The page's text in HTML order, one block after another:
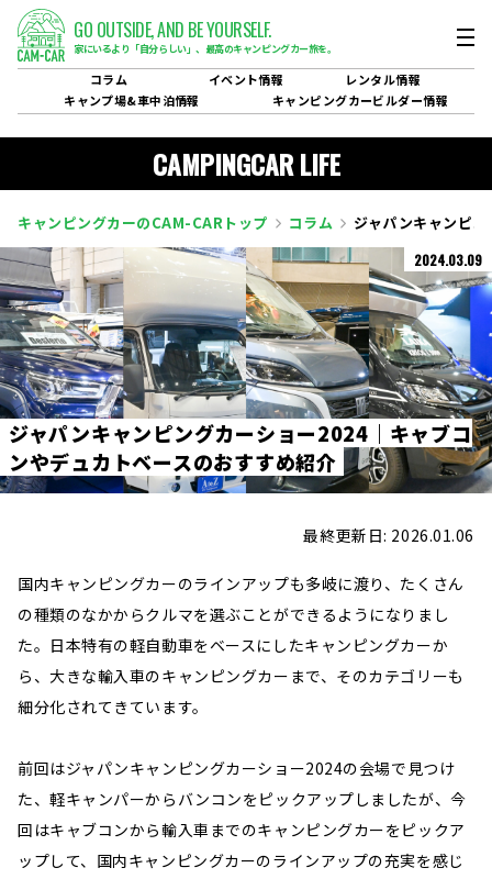
GO OUTSIDE,AND BE YOURSELF.
家にいるより「自分らしい」、 最高のキャンピングカー旅を。
コラム イベント情報 レンタル情報
キャンプ場&車中泊情報 キャンピングカービルダー情報
CAMPINGCAR LIFE
キャンピングカーのCAM-CARトップ コラム ジャパンキャンピ
2024.03.09
ジャパンキャンピングカーショー2024 ｜ キャブコ
ンやデュカ トベースのおすすめ紹介
最終更新日: 2026.01.06
国内キャンピングカーのラインアップも多岐に渡り、たくさん
の種類のなかからクルマを選ぶことができるようになりまし
た。日本特有の軽自動車をベースにしたキャンピングカーか
ら、大きな輸入車のキャンピングカーまで、そのカテゴリーも
細分化されてきています。
前回はジャパンキャンピングカーショー2024の会場で見つけ
た、軽キャンパーからバンコンをピックアップしましたが、今
回はキャブコンから輸入車までのキャンピングカーをピックア
ップして、国内キャンピングカーのラインアップの充実を感じ